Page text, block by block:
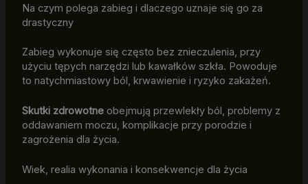
Na czym polega zabieg i dlaczego uznaje się go za
drastyczny
Zabieg wykonuje się często bez znieczulenia, przy
użyciu tępych narzędzi lub kawałków szkła. Powoduje
to natychmiastowy ból, krwawienie i ryzyko zakażeń.
Skutki zdrowotneobejmują przewlekły ból, problemy z
oddawaniem moczu, komplikacje przy porodzie i
zagrożenia dla życia.
Wiek, realia wykonania i konsekwencje dla życia